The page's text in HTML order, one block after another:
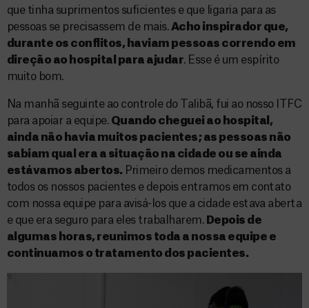
que tinha suprimentos suficientes e que ligaria para as
pessoas se precisassem de mais. Acho inspirador que,
durante os conflitos, haviam pessoas correndo em
direção ao hospital para ajudar. Esse é um espírito
muito bom.
Na manhã seguinte ao controle do Talibã, fui ao nosso ITFC
para apoiar a equipe. Quando cheguei ao hospital,
ainda não havia muitos pacientes; as pessoas não
sabiam qual era a situação na cidade ou se ainda
estávamos abertos. Primeiro demos medicamentos a
todos os nossos pacientes e depois entramos em contato
com nossa equipe para avisá-los que a cidade estava aberta
e que era seguro para eles trabalharem. Depois de
algumas horas, reunimos toda a nossa equipe e
continuamos o tratamento dos pacientes.